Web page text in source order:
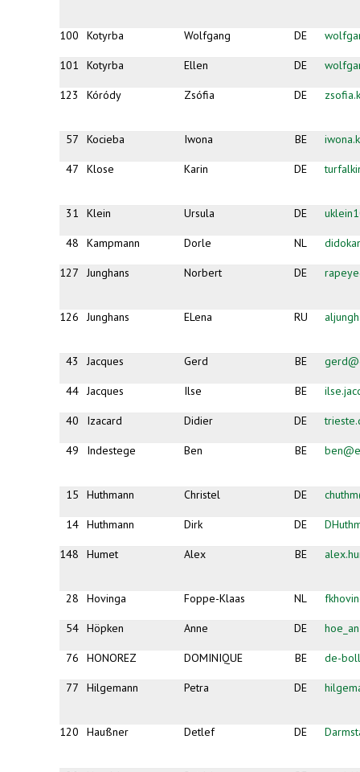
100 Kotyrba Wolfgang DE
101 Kotyrba Ellen DE
123 Kóródy Zsófia DE
57 Kocieba Iwona BE
47 Klose Karin DE
31 Klein Ursula DE
48 Kampmann Dorle NL
127 Junghans Norbert DE
126 Junghans ELena RU
43 Jacques Gerd BE
44 Jacques Ilse BE
40 Izacard Didier DE
49 Indestege Ben BE
15 Huthmann Christel DE
14 Huthmann Dirk DE
148 Humet Alex BE
28 Hovinga Foppe-Klaas NL
54 Höpken Anne DE
76 HONOREZ DOMINIQUE BE de-
77 Hilgemann Petra DE
120 Haußner Detlef DE